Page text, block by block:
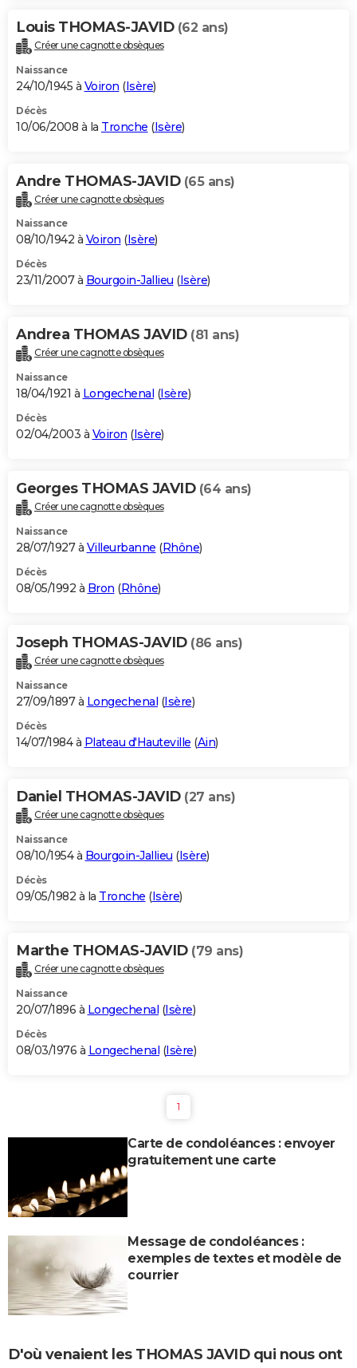
Louis THOMAS-JAVID (62 ans)
Créer une cagnotte obsèques
Naissance
24/10/1945 à Voiron (Isère)
Décès
10/06/2008 à la Tronche (Isère)
Andre THOMAS-JAVID (65 ans)
Créer une cagnotte obsèques
Naissance
08/10/1942 à Voiron (Isère)
Décès
23/11/2007 à Bourgoin-Jallieu (Isère)
Andrea THOMAS JAVID (81 ans)
Créer une cagnotte obsèques
Naissance
18/04/1921 à Longechenal (Isère)
Décès
02/04/2003 à Voiron (Isère)
Georges THOMAS JAVID (64 ans)
Créer une cagnotte obsèques
Naissance
28/07/1927 à Villeurbanne (Rhône)
Décès
08/05/1992 à Bron (Rhône)
Joseph THOMAS-JAVID (86 ans)
Créer une cagnotte obsèques
Naissance
27/09/1897 à Longechenal (Isère)
Décès
14/07/1984 à Plateau d'Hauteville (Ain)
Daniel THOMAS-JAVID (27 ans)
Créer une cagnotte obsèques
Naissance
08/10/1954 à Bourgoin-Jallieu (Isère)
Décès
09/05/1982 à la Tronche (Isère)
Marthe THOMAS-JAVID (79 ans)
Créer une cagnotte obsèques
Naissance
20/07/1896 à Longechenal (Isère)
Décès
08/03/1976 à Longechenal (Isère)
1
Carte de condoléances : envoyer
gratuitement une carte
Message de condoléances :
exemples de textes et modèle de
courrier
D'où venaient les THOMAS JAVID qui nous ont